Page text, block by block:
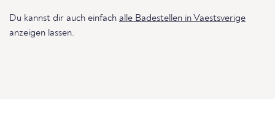
Du kannst dir auch einfach alle Badestellen in Vaestsverige
anzeigen lassen.